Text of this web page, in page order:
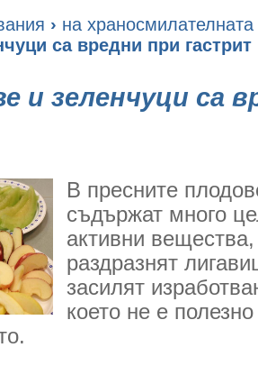
› на
са вредни при гастрит
и зеленчуци са
В пресните
съдържат много
активни
раздразнят
засилят
което не е